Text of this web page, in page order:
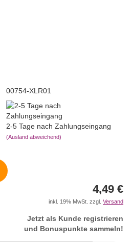
00754-XLR01
2-5 Tage nach Zahlungseingang
(Ausland abweichend)
4,49 €
inkl. 19% MwSt. zzgl. Versand
Jetzt als Kunde registrieren
und Bonuspunkte sammeln!